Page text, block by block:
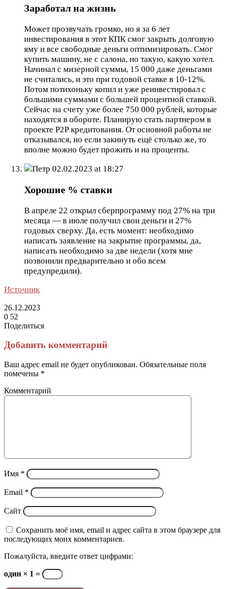
Заработал на жизнь
Может прозвучать громко, но я за 6 лет
инвестирования в этот КПК смог закрыть долговую
яму и все свободные деньги оптимизировать. Смог
купить машину, не с салона, но такую, какую хотел.
Начинал с мизерной суммы, 15 000 даже деньгами
не считались, и это при годовой ставке в 10-12%.
Потом потихоньку копил и уже реинвестировал с
большими суммами с большей процентной ставкой.
Сейчас на счету уже более 750 000 рублей, которые
находятся в обороте. Планирую стать партнером в
проекте Р2Р кредитования. От основной работы не
отказывался, но если закинуть ещё столько же, то
вполне можно будет прожить и на проценты.
Петр 02.02.2023 at 18:27
Хорошие % ставки
В апреле 22 открыл сберпрограмму под 27% на три
месяца — в июле получил свои деньги и 27%
годовых сверху. Да, есть момент: необходимо
написать заявление на закрытие программы, да,
написать необходимо за две недели (хотя мне
позвонили предварительно и обо всем
предупредили).
Источник
26.12.2023
0 52
Поделиться
через
электронную
почту
Добавить комментарий
Ваш адрес email не будет опубликован. Обязательные поля
помечены *
Комментарий
Имя *
Email *
Сайт
Сохранить моё имя, email и адрес сайта в этом браузере для
последующих моих комментариев.
Пожалуйста, введите ответ цифрами:
один × 1 =